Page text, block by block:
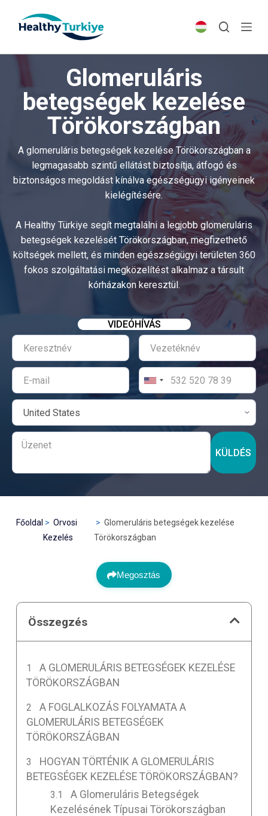
p
n
Glomeruláris
betegségek kezelése
Törökországban
A glomeruláris betegségek kezelése Törökországban a
legmagasabb szintű ellátást biztosítja, átfogó és
biztonságos megoldást kínálva egészségügyi igényeinek
kielégítésére.
A Healthy Türkiye segít megtalálni a legjobb glomeruláris
betegségek kezelését Törökországban, megfizethető
költségek mellett, és minden egészségügyi területen 360
fokos szolgáltatási megközelítést alkalmaz a társult
kórházakon keresztül.
VIDEÓHÍVÁS
KÜLDÉS
Főoldal
Orvosi
Kezelés
Glomeruláris betegségek kezelése
Törökországban
Megosztás
Összegzés
A GLOMERULÁRIS BETEGSÉGEK KEZELÉSE
TÖRÖKORSZÁGBAN
A FOGLALKOZÁS FOLYAMATA A
GLOMERULÁRIS BETEGSÉGEK
TÖRÖKORSZÁGBAN
HOGYAN TÖRTÉNIK A GLOMERULÁRIS
BETEGSÉGEK KEZELÉSE TÖRÖKORSZÁGBAN?
A Glomeruláris Betegségek
Kezelésének Típusai Törökországban